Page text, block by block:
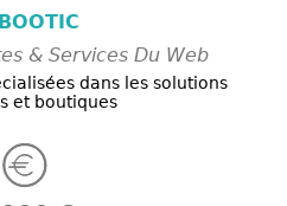
& Services Du Web
dans les solutions
et boutiques